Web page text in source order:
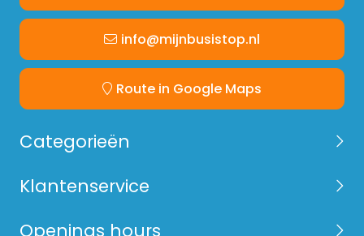
info@mijnbusistop.nl
Route in Google Maps
Categorieën
Klantenservice
Openings hours